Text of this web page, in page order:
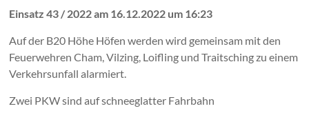
Einsatz 43 / 2022 am 16.12.2022 um 16:23
Auf der B20 Höhe Höfen werden wird gemeinsam mit den
Feuerwehren Cham, Vilzing, Loifling und Traitsching zu einem
Verkehrsunfall alarmiert.
Zwei PKW sind auf schneeglatter Fahrbahn